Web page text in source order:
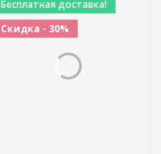
Сплав
Бесплатная доставка!
Скидка - 30%